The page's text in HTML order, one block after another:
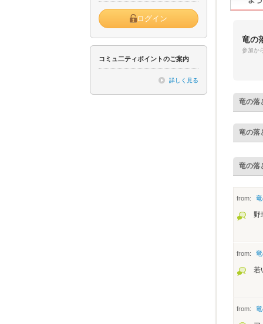
ログイン
コミュ二ティポイントのご案内
詳しく見る
竜の
参加か
竜の落
竜の落
竜の落
from:
野
from:
若
from: